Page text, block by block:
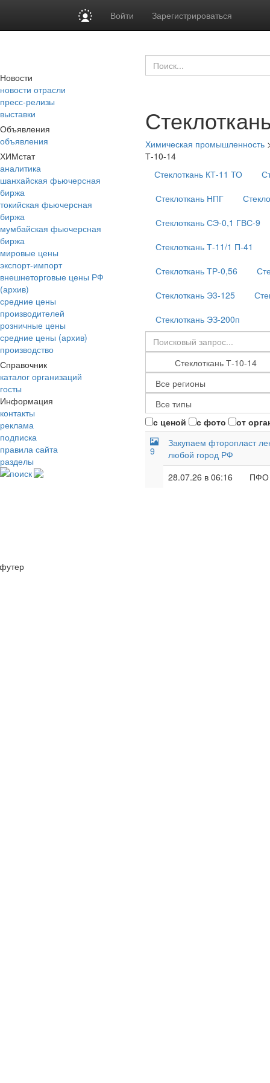
Войти Зарегистрироваться
Новости
новости отрасли
пресс-релизы
выставки
Объявления
объявления
ХИМстат
аналитика
шанхайская фьючерсная
биржа
токийская фьючерсная
биржа
мумбайская фьючерсная
биржа
мировые цены
экспорт-импорт
внешнеторговые цены РФ
(архив)
средние цены
производителей
розничные цены
средние цены (архив)
производство
Справочник
каталог организаций
госты
Информация
контакты
реклама
подписка
правила сайта
разделы
поиск
Химическая промышленность
Т-10-14
Стеклоткань КТ-11 ТО
Стеклоткань НПГ
Стеклоткань СЭ-0,1 ГВС-9
Стеклоткань Т-11/1 П-41
Стеклоткань ТР-0,56
Стеклоткань Э3-125
Стеклоткань ЭЗ-200п
с ценой с фото от
9
Закупаем фторопласт
любой город РФ
28.07.26 в 06:16
ПФО
футер